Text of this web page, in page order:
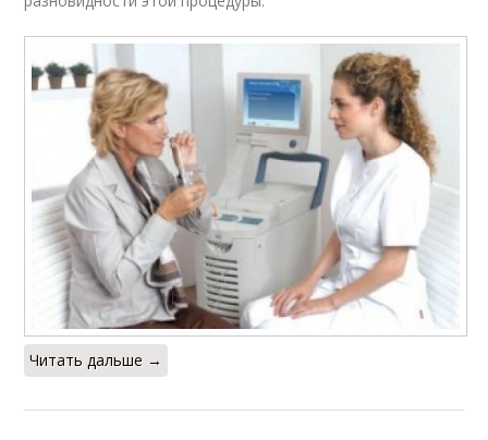
Читать дальше →